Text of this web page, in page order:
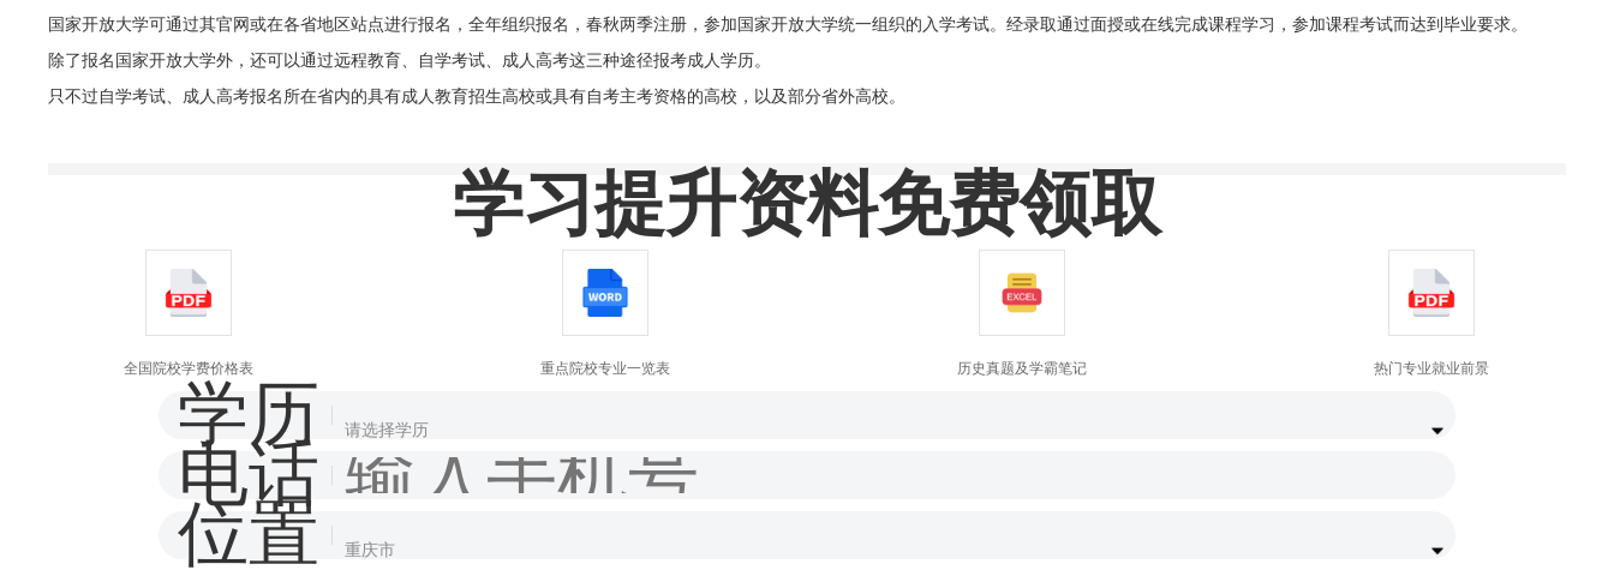
国家开放大学可通过其官网或在各省地区站点进行报名，全年组织报名，春秋两季注册，参加国家开放大学统一组织的入学考试。经录取通过面授或在线完成课程学习，参加课程考试而达到毕业要求。
除了报名国家开放大学外，还可以通过远程教育、自学考试、成人高考这三种途径报考成人学历。
只不过自学考试、成人高考报名所在省内的具有成人教育招生高校或具有自考主考资格的高校，以及部分省外高校。
学习提升资料免费领取
全国院校学费价格表 重点院校专业一览表 历史真题及学霸笔记 热门专业就业前景
学历
电话
位置